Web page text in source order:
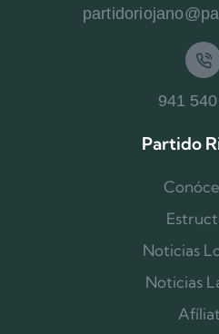
941
Partido
Noticias
Noticias